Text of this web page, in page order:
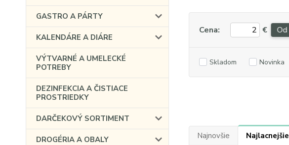
GASTRO A PÁRTY
KALENDÁRE A DIÁRE
VÝTVARNÉ A UMELECKÉ
POTREBY
DEZINFEKCIA A ČISTIACE
PROSTRIEDKY
DARČEKOVÝ SORTIMENT
DROGÉRIA A OBALY
Cena: € Od
Skladom Novinka
Najnovšie Najlacnejšie